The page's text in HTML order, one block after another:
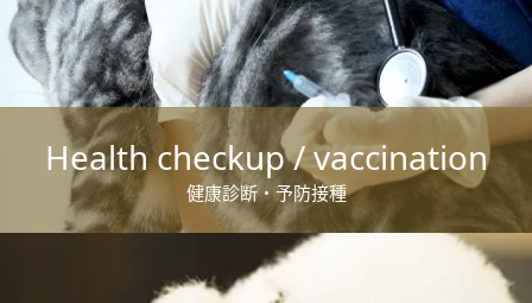
Health checkup / vaccination
健康診断・予防接種